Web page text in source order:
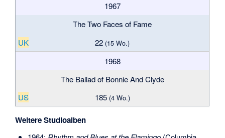
1967
The Two Faces of Fame
UK
22 (15 Wo.)
1968
The Ballad of Bonnie And Clyde
US
185 (4 Wo.)
Weitere Studioalben